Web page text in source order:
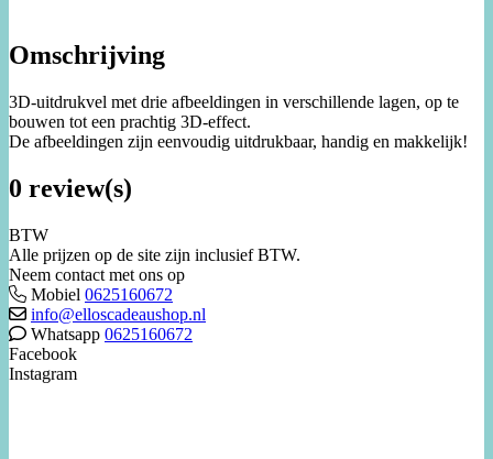
Omschrijving
3D-uitdrukvel met drie afbeeldingen in verschillende lagen, op te
bouwen tot een prachtig 3D-effect.
De afbeeldingen zijn eenvoudig uitdrukbaar, handig en makkelijk!
0 review(s)
BTW
Alle prijzen op de site zijn inclusief BTW.
Neem contact met ons op
Mobiel 0625160672
info@elloscadeaushop.nl
Whatsapp 0625160672
Facebook
Instagram